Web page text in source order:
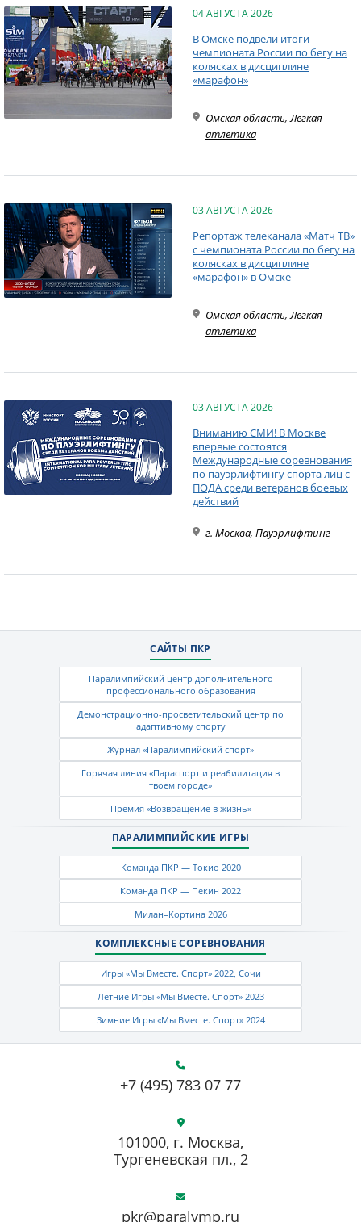
04 АВГУСТА 2026
В Омске подвели итоги
чемпионата России по бегу на
колясках в дисциплине
«марафон»
Омская область,Легкая
атлетика
03 АВГУСТА 2026
Репортаж телеканала «Матч ТВ»
с чемпионата России по бегу на
колясках в дисциплине
«марафон» в Омске
Омская область,Легкая
атлетика
03 АВГУСТА 2026
Вниманию СМИ! В Москве
впервые состоятся
Международные соревнования
по пауэрлифтингу спорта лиц с
ПОДА среди ветеранов боевых
действий
г. Москва, Пауэрлифтинг
САЙТЫ ПКР
Паралимпийский центр дополнительного
профессионального образования
Демонстрационно-просветительский центр по
адаптивному спорту
Журнал «Паралимпийский спорт»
Горячая линия «Параспорт и реабилитация в
твоем городе»
Премия «Возвращение в жизнь»
ПАРАЛИМПИЙСКИЕ ИГРЫ
Команда ПКР — Токио 2020
Команда ПКР — Пекин 2022
Милан–Кортина 2026
КОМПЛЕКСНЫЕ СОРЕВНОВАНИЯ
Игры «Мы Вместе. Спорт» 2022, Сочи
Летние Игры «Мы Вместе. Спорт» 2023
Зимние Игры «Мы Вместе. Спорт» 2024
+7 (495) 783 07 77
pkr@paralymp.ru
101000, г. Москва,
Тургеневская пл., 2